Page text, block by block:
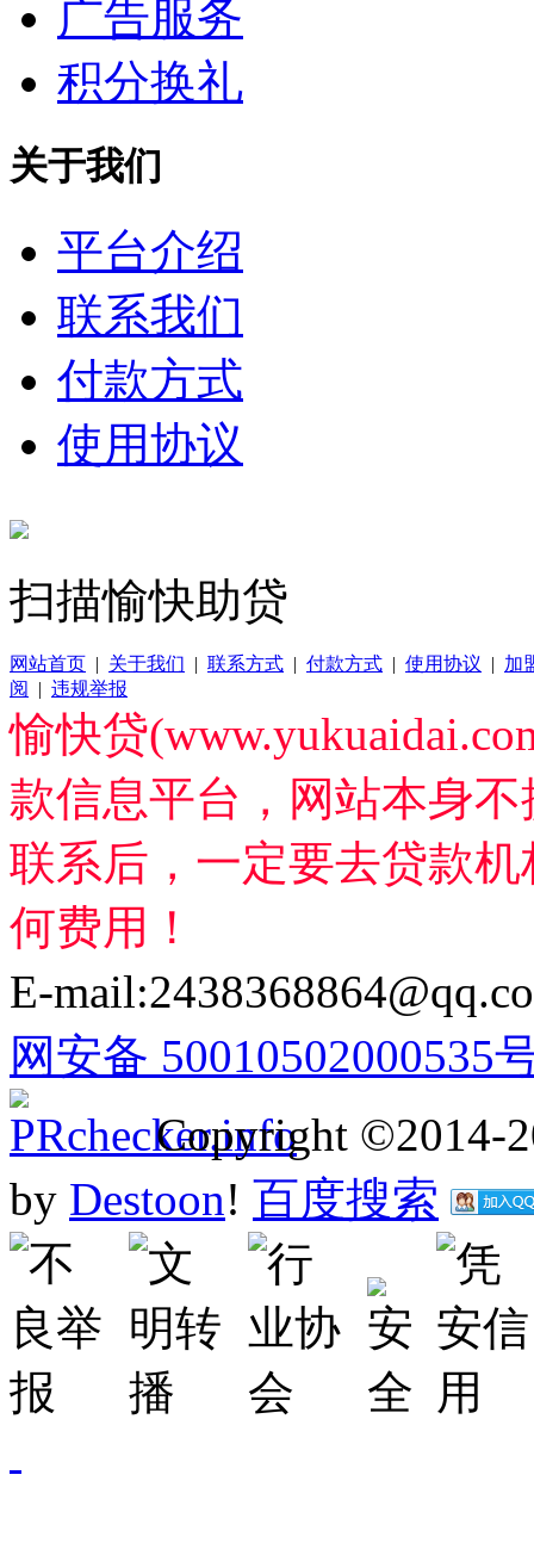
广告服务
积分换礼
关于我们
平台介绍
联系我们
付款方式
使用协议
扫描愉快助贷
网站首页 | 关于我们 | 联系方式 | 付款方式 | 使用协议 | 加
阅
| 违规举报
愉快贷
款信息平台，网站本身
联系后，一定要去贷款
何费用！
E-
网安备 50010502000535
Copyright ©2014-
by Destoon! 百度搜索